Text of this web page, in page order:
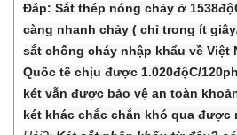
Đáp: Sắt thép nóng chảy ở
càng nhanh chảy ( chỉ trong ít
sắt chống cháy nhập khẩu về Việt
Quốc tế chịu được 1.020độC/
két vẫn được bảo vệ an toàn
két khác chắc chắn khó qua